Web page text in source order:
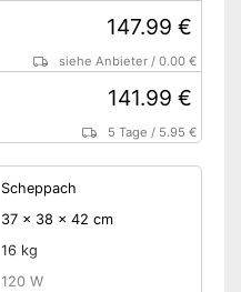
147.99 €
siehe Anbieter /0.00 €
141.99 €
5 Tage / 5.95 €
Scheppach
37 x 38 x 42 cm
16 kg
120 W